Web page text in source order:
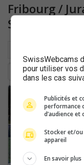
Fribourg /
Sport
Orvin
SwissWebcams
pour utiliser vos
dans les cas
Publicités et
performance
d’audience
Stocker et/ou
appareil
En savoir plus